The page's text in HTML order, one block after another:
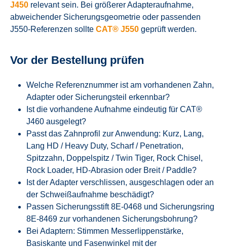
J450 relevant sein. Bei größerer Adapteraufnahme,
abweichender Sicherungsgeometrie oder passenden
J550-Referenzen sollte CAT® J550 geprüft werden.
Vor der Bestellung prüfen
Welche Referenznummer ist am vorhandenen Zahn,
Adapter oder Sicherungsteil erkennbar?
Ist die vorhandene Aufnahme eindeutig für CAT®
J460 ausgelegt?
Passt das Zahnprofil zur Anwendung: Kurz, Lang,
Lang HD / Heavy Duty, Scharf / Penetration,
Spitzzahn, Doppelspitz / Twin Tiger, Rock Chisel,
Rock Loader, HD-Abrasion oder Breit / Paddle?
Ist der Adapter verschlissen, ausgeschlagen oder an
der Schweißaufnahme beschädigt?
Passen Sicherungsstift 8E-0468 und Sicherungsring
8E-8469 zur vorhandenen Sicherungsbohrung?
Bei Adaptern: Stimmen Messerlippenstärke,
Basiskante und Fasenwinkel mit der